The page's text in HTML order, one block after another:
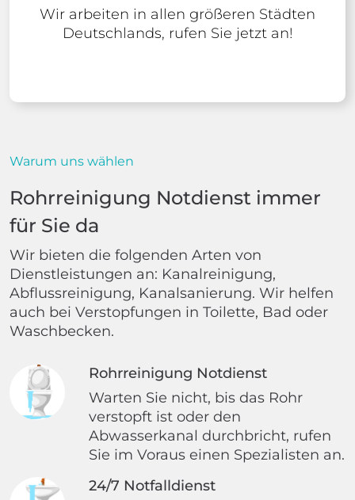
Wir arbeiten in allen größeren Städten
Deutschlands, rufen Sie jetzt an!
Warum uns wählen
Rohrreinigung Notdienst immer
für Sie da
Wir bieten die folgenden Arten von
Dienstleistungen an: Kanalreinigung,
Abflussreinigung, Kanalsanierung. Wir helfen
auch bei Verstopfungen in Toilette, Bad oder
Waschbecken.
Rohrreinigung Notdienst
Warten Sie nicht, bis das Rohr
verstopft ist oder den
Abwasserkanal durchbricht, rufen
Sie im Voraus einen Spezialisten an.
24/7 Notfalldienst